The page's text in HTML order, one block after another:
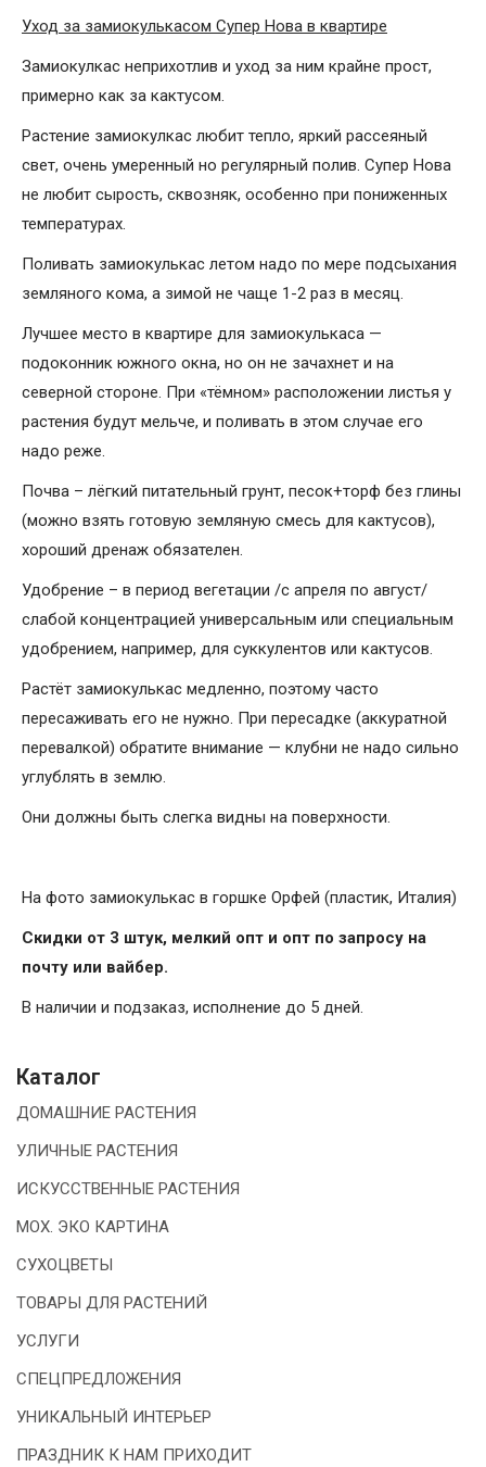
Уход за замиокулькасом Супер Нова в квартире
Замиокулкас неприхотлив и уход за ним крайне прост,
примерно как за кактусом.
Растение замиокулкас любит тепло, яркий рассеяный
свет, очень умеренный но регулярный полив. Супер Нова
не любит сырость, сквозняк, особенно при пониженных
температурах.
Поливать замиокулькас летом надо по мере подсыхания
земляного кома, а зимой не чаще 1-2 раз в месяц.
Лучшее место в квартире для замиокулькаса —
подоконник южного окна, но он не зачахнет и на
северной стороне. При «тёмном» расположении листья у
растения будут мельче, и поливать в этом случае его
надо реже.
Почва – лёгкий питательный грунт, песок+торф без глины
(можно взять готовую земляную смесь для кактусов),
хороший дренаж обязателен.
Удобрение – в период вегетации /с апреля по август/
слабой концентрацией универсальным или специальным
удобрением, например, для суккулентов или кактусов.
Растёт замиокулькас медленно, поэтому часто
пересаживать его не нужно. При пересадке (аккуратной
перевалкой) обратите внимание — клубни не надо сильно
углублять в землю.
Они должны быть слегка видны на поверхности.
На фото замиокулькас в горшке Орфей (пластик, Италия)
Скидки от 3 штук, мелкий опт и опт по запросу на
почту или вайбер.
В наличии и подзаказ, исполнение до 5 дней.
Каталог
ДОМАШНИЕ РАСТЕНИЯ
УЛИЧНЫЕ РАСТЕНИЯ
ИСКУССТВЕННЫЕ РАСТЕНИЯ
МОХ. ЭКО КАРТИНА
СУХОЦВЕТЫ
ТОВАРЫ ДЛЯ РАСТЕНИЙ
УСЛУГИ
СПЕЦПРЕДЛОЖЕНИЯ
УНИКАЛЬНЫЙ ИНТЕРЬЕР
ПРАЗДНИК К НАМ ПРИХОДИТ